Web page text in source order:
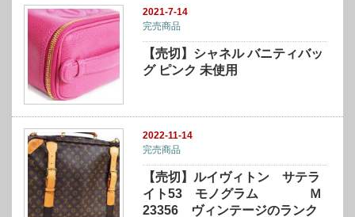
2021-7-14
完売商品
【売切】シャネル バニティバッ
グ ピンク 未使用
2022-11-14
完売商品
【売切】ルイヴィトン サテラ
イト53 モノグラム Ｍ
23356 ヴィンテージのランク